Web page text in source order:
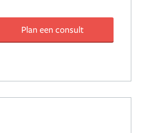
Plan een consult